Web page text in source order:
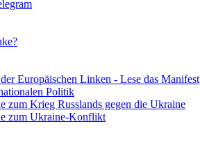
Europäischen Linken - Lese das Manifest
Politik
zum Krieg Russlands gegen die Ukraine
zum Ukraine-Konflikt